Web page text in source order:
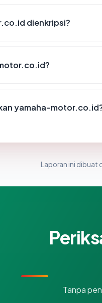
dienkripsi?
yamaha-
Laporan ini dibuat
Tanpa